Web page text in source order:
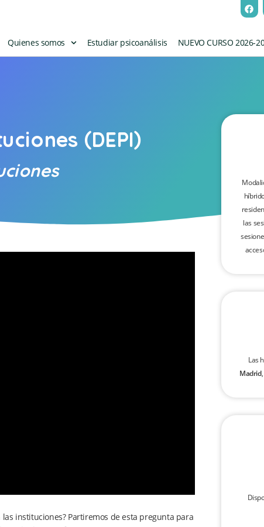
Quienes somos Estudiar psicoanálisis NUEVO CURSO 2026-
(DEPI)
instituciones? Partiremos de esta pregunta para
las
Las
Madrid